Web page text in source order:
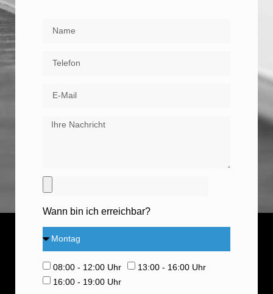
Wann bin ich erreichbar?
08:00 - 12:00 Uhr
13:00 - 16:00 Uhr
16:00 - 19:00 Uhr